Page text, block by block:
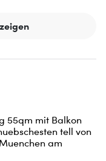
55qm mit Balkon
tell von
am